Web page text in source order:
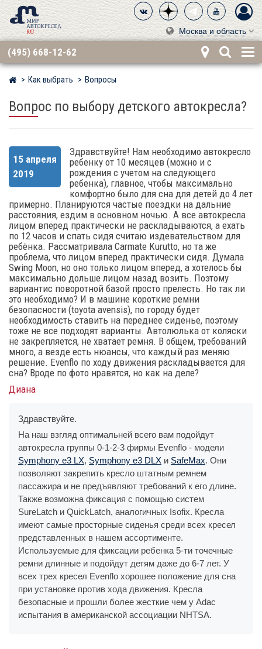
Москва и область
(495) 668-12-62
Мир детских автокресел
Как выбрать Вопросы
Вопрос по выбору детского автокресла?
15 апреля
2019
Здравствуйте! Нам необходимо автокресло
ребенку от 10 месяцев (можно и с
рождения с учетом на следующего
ребенка), главное, чтобы максимально
комфортно было для сна для детей до 4 лет
примерно. Планируются частые поездки на дальние
расстояния, ездим в основном ночью. А все автокресла
лицом вперед практически не раскладываются, а ехать
по 12 часов и спать сидя считаю издевательством для
ребёнка. Рассматривала Carmate Kurutto, но та же
проблема, что лицом вперед практически сидя. Думала
Swing Moon, но оно только лицом вперед, а хотелось бы
максимально дольше лицом назад возить. Поэтому
вариантис поворотной базой просто прелесть. Но так ли
это необходимо? И в машине короткие ремни
безопасности (toyota avensis), по городу будет
необходимость ставить на переднее сиденье, поэтому
тоже не все подходят варианты. Автолюлька от коляски
не закрепляется, не хватает ремня. В общем, требований
много, а везде есть нюансы, что каждый раз меняю
решение. Evenflo по ходу движения раскладывается для
сна? Вроде по фото нравятся, но как на деле?
Диана
Здравствуйте.
На наш взгляд оптимальней всего вам подойдут
автокресла группы 0-1-2-3 фирмы Evenflo - модели
Symphony e3 LX, Symphony e3 DLX и SafeMax. Они
позволяют закрепить кресло штатным ремнем
пассажира и не предъявляют требований к его длине.
Также возможна фиксация с помощью систем
SureLatch и QuickLatch, аналогичных Isofix. Кресла
имеют самые просторные сиденья среди всех кресел
представленных в нашем ассортименте.
Используемые для фиксации ребенка 5-ти точечные
ремни длинные и подойдут детям даже до 6-7 лет. У
всех трех кресел Evenflo хорошее положение для сна
при установке против хода движения. Кресла
безопасные и прошли более жесткие чем у Adac
испытания в американской ассоциации NHTSA.